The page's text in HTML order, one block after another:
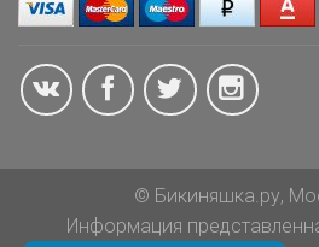
© Бикиняшка.ру,
Информация